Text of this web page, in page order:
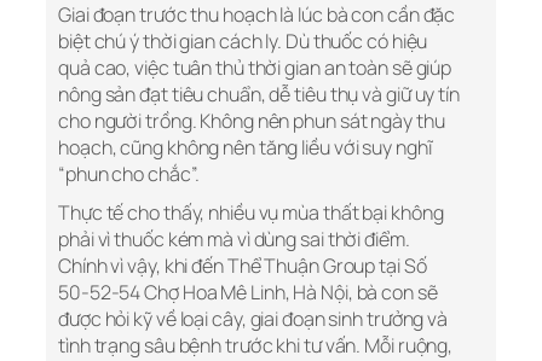
Giai đoạn trước thu hoạch là lúc bà con cần đặc
biệt chú ý thời gian cách ly. Dù thuốc có hiệu
quả cao, việc tuân thủ thời gian an toàn sẽ giúp
nông sản đạt tiêu chuẩn, dễ tiêu thụ và giữ uy tín
cho người trồng. Không nên phun sát ngày thu
hoạch, cũng không nên tăng liều với suy nghĩ
“phun cho chắc”.
Thực tế cho thấy, nhiều vụ mùa thất bại không
phải vì thuốc kém mà vì dùng sai thời điểm.
Chính vì vậy, khi đến Thể Thuận Group tại Số
50-52-54 Chợ Hoa Mê Linh, Hà Nội, bà con sẽ
được hỏi kỹ về loại cây, giai đoạn sinh trưởng và
tình trạng sâu bệnh trước khi tư vấn. Mỗi ruộng,